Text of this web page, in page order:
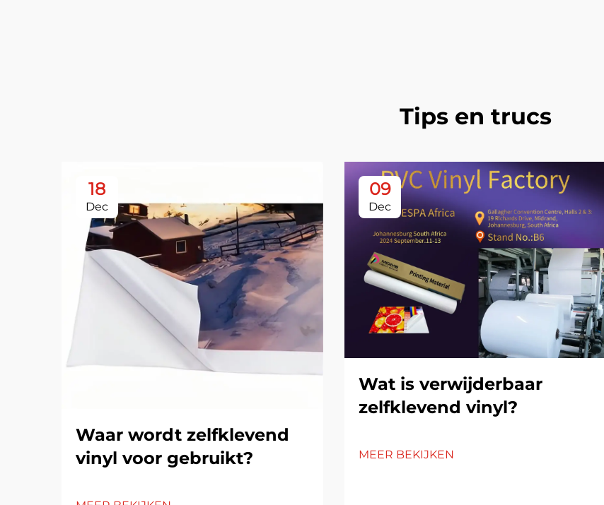
Tips en trucs
18
Dec
Waar wordt zelfklevend
vinyl voor gebruikt?
09
Dec
Wat is verwijderbaar
zelfklevend vinyl?
MEER BEKIJKEN